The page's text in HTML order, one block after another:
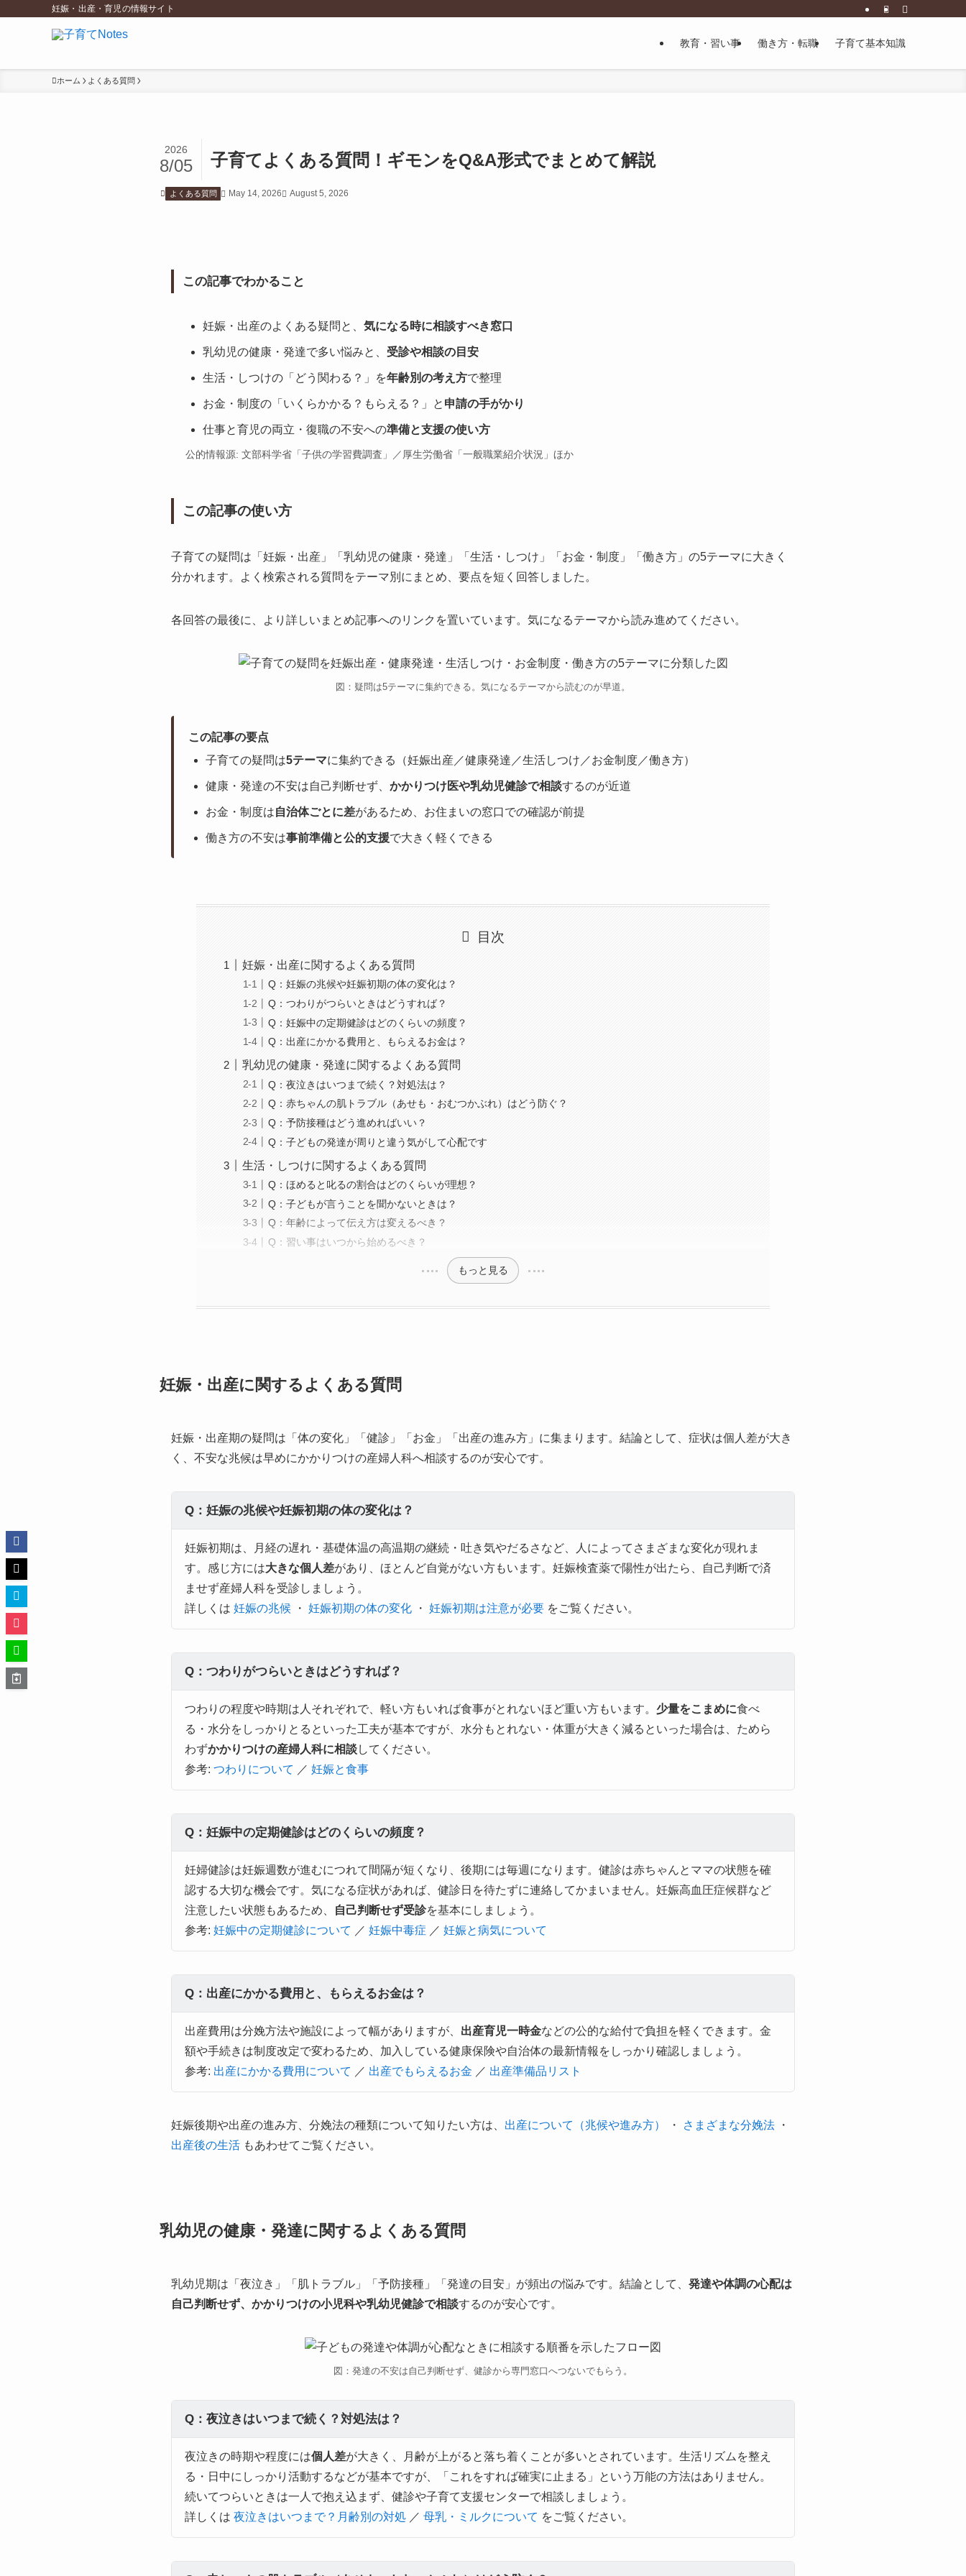
妊娠・出産・育児の情報サイト
教育・習い事 働き方・転職 子育て基本知識
ホーム よくある質問
子育てよくある質問！ギモンをQ&A形式でまとめて解説
2026
8/05
よくある質問 May 14, 2026 August 5, 2026
この記事でわかること
妊娠・出産のよくある疑問と、 気になる時に相談すべき窓口
乳幼児の健康・発達で多い悩みと、 受診や相談の目安
生活・しつけの「どう関わる？」を年齢別の考え方で整理
お金・制度の「いくらかかる？もらえる？」と 申請の手がかり
仕事と育児の両立・復職の不安への準備と支援の使い方
公的情報源: 文部科学省「子供の学習費調査」／厚生労働省「一般職業紹介状況」ほか
この記事の使い方
子育ての疑問は「妊娠・出産」「乳幼児の健康・発達」「生活・しつけ」「お金・制度」「働き方」の5テーマに大きく
分かれます。よく検索される質問をテーマ別にまとめ、要点を短く回答しました。
各回答の最後に、より詳しいまとめ記事へのリンクを置いています。気になるテーマから読み進めてください。
図：疑問は5テーマに集約できる。気になるテーマから読むのが早道。
この記事の要点
子育ての疑問は5テーマに集約できる（妊娠出産／健康発達／生活しつけ／お金制度／働き方）
健康・発達の不安は自己判断せず、 かかりつけ医や乳幼児健診で相談するのが近道
お金・制度は自治体ごとに差があるため、お住まいの窓口での確認が前提
働き方の不安は事前準備と公的支援で大きく軽くできる
目次
妊娠・出産に関するよくある質問
Q：妊娠の兆候や妊娠初期の体の変化は？
Q：つわりがつらいときはどうすれば？
Q：妊娠中の定期健診はどのくらいの頻度？
Q：出産にかかる費用と、もらえるお金は？
乳幼児の健康・発達に関するよくある質問
Q：夜泣きはいつまで続く？対処法は？
Q：赤ちゃんの肌トラブル（あせも・おむつかぶれ）はどう防ぐ？
Q：予防接種はどう進めればいい？
Q：子どもの発達が周りと違う気がして心配です
生活・しつけに関するよくある質問
Q：ほめると叱るの割合はどのくらいが理想？
Q：子どもが言うことを聞かないときは？
Q：年齢によって伝え方は変えるべき？
Q：習い事はいつから始めるべき？
もっと見る
妊娠・出産に関するよくある質問
妊娠・出産期の疑問は「体の変化」「健診」「お金」「出産の進み方」に集まります。結論として、症状は個人差が大き
く、不安な兆候は早めにかかりつけの産婦人科へ相談するのが安心です。
Q：妊娠の兆候や妊娠初期の体の変化は？
妊娠初期は、月経の遅れ・基礎体温の高温期の継続・吐き気やだるさなど、人によってさまざまな変化が現れま
す。感じ方には大きな個人差があり、ほとんど自覚がない方もいます。妊娠検査薬で陽性が出たら、自己判断で済
ませず産婦人科を受診しましょう。
詳しくは 妊娠の兆候 ・ 妊娠初期の体の変化 ・ 妊娠初期は注意が必要 をご覧ください。
Q：つわりがつらいときはどうすれば？
つわりの程度や時期は人それぞれで、軽い方もいれば食事がとれないほど重い方もいます。 少量をこまめに食べ
る・水分をしっかりとるといった工夫が基本ですが、水分もとれない・体重が大きく減るといった場合は、ためら
わずかかりつけの産婦人科に相談してください。
参考: つわりについて ／ 妊娠と食事
Q：妊娠中の定期健診はどのくらいの頻度？
妊婦健診は妊娠週数が進むにつれて間隔が短くなり、後期には毎週になります。健診は赤ちゃんとママの状態を確
認する大切な機会です。気になる症状があれば、健診日を待たずに連絡してかまいません。妊娠高血圧症候群など
注意したい状態もあるため、
自己判断せず受診を基本にしましょう。
参考: 妊娠中の定期健診について ／ 妊娠中毒症 ／ 妊娠と病気について
Q：出産にかかる費用と、もらえるお金は？
出産費用は分娩方法や施設によって幅がありますが、 出産育児一時金などの公的な給付で負担を軽くできます。金
額や手続きは制度改定で変わるため、加入している健康保険や自治体の最新情報をしっかり確認しましょう。
参考: 出産にかかる費用について ／ 出産でもらえるお金 ／ 出産準備品リスト
妊娠後期や出産の進み方、分娩法の種類について知りたい方は、 出産について（兆候や進み方） ・ さまざまな分娩法 ・
出産後の生活 もあわせてご覧ください。
乳幼児の健康・発達に関するよくある質問
乳幼児期は「夜泣き」「肌トラブル」「予防接種」「発達の目安」が頻出の悩みです。結論として、 発達や体調の心配は
自己判断せず、かかりつけの小児科や乳幼児健診で相談するのが安心です。
図：発達の不安は自己判断せず、健診から専門窓口へつないでもらう。
Q：夜泣きはいつまで続く？対処法は？
夜泣きの時期や程度には個人差が大きく、月齢が上がると落ち着くことが多いとされています。生活リズムを整え
る・日中にしっかり活動するなどが基本ですが、「これをすれば確実に止まる」という万能の方法はありません。
続いてつらいときは一人で抱え込まず、健診や子育て支援センターで相談しましょう。
詳しくは 夜泣きはいつまで？月齢別の対処 ／ 母乳・ミルクについて をご覧ください。